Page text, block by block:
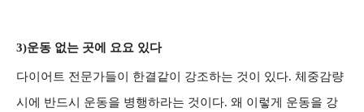
3)운동 없는 곳에 요요 있다
다이어트 전문가들이 한결같이 강조하는 것이 있다. 체중감량
시에 반드시 운동을 병행하라는 것이다. 왜 이렇게 운동을 강